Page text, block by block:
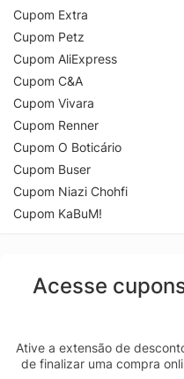
Cupom Extra
Cupom Petz
Cupom AliExpress
Cupom C&A
Cupom Vivara
Cupom Renner
Cupom O Boticário
Cupom Buser
Cupom Niazi Chohfi
Cupom KaBuM!
Acesse
Ative a extensão de
de finalizar uma compra